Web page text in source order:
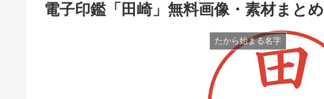
電子印鑑「田崎」無料画像・素材まとめ
たから始まる名字